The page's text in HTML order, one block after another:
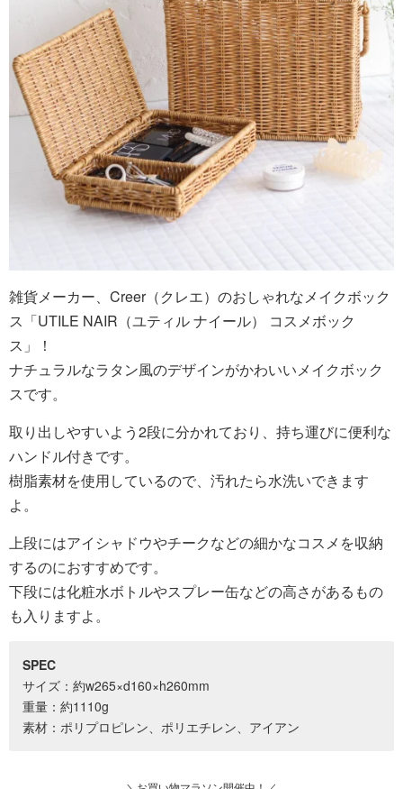
雑貨メーカー、Creer（クレエ）のおしゃれなメイクボック
ス「UTILE NAIR（ユティル ナイール） コスメボック
ス」！
ナチュラルなラタン風のデザインがかわいいメイクボック
スです。
取り出しやすいよう2段に分かれており、持ち運びに便利な
ハンドル付きです。
樹脂素材を使用しているので、汚れたら水洗いできます
よ。
上段にはアイシャドウやチークなどの細かなコスメを収納
するのにおすすめです。
下段には化粧水ボトルやスプレー缶などの高さがあるもの
も入りますよ。
SPEC
サイズ：約w265×d160×h260mm
重量：約1110g
素材：ポリプロピレン、ポリエチレン、アイアン